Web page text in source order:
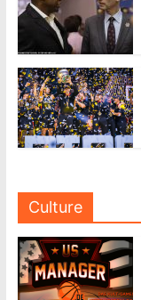
Culture